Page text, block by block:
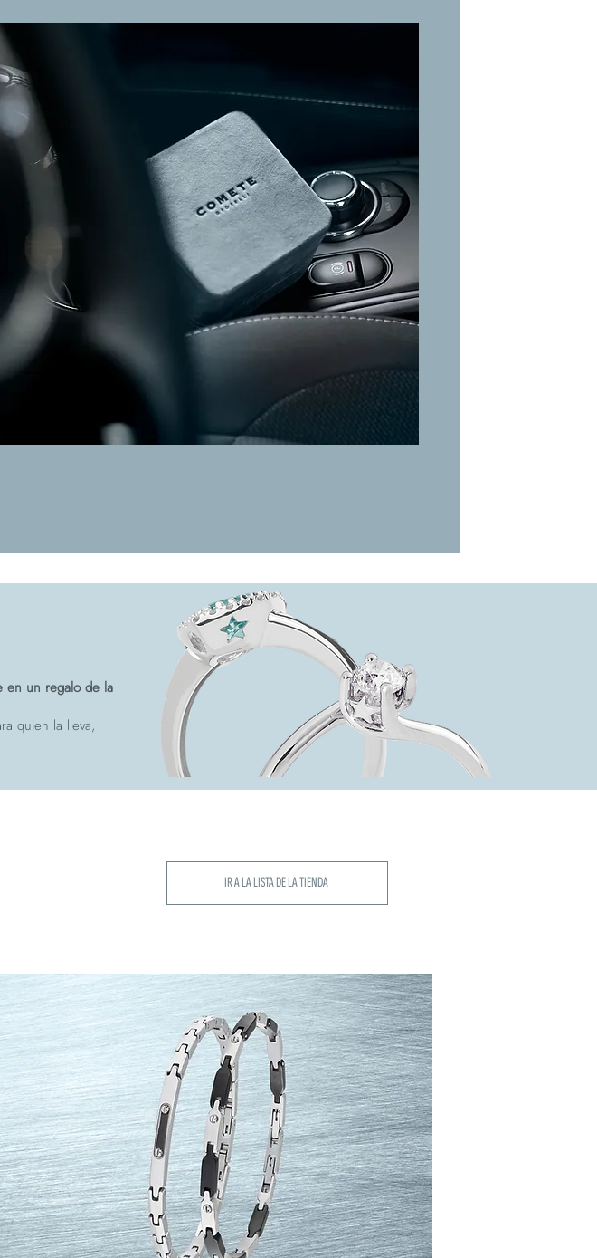
en un regalo de la
quien la lleva,
IR A LA LISTA DE LA TIENDA